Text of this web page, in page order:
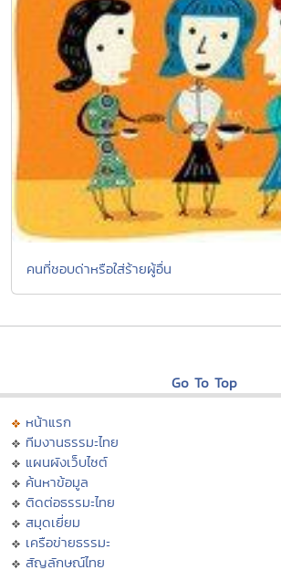
คนที่ชอบด่าหรือใส่ร้ายผู้อื่น
Go To Top
หน้าแรก
ทีมงานธรรมะไทย
แผนผังเว็บไซต์
ค้นหาข้อมูล
ติดต่อธรรมะไทย
สมุดเยี่ยม
เครือข่ายธรรมะ
สัญลักษณ์ไทย